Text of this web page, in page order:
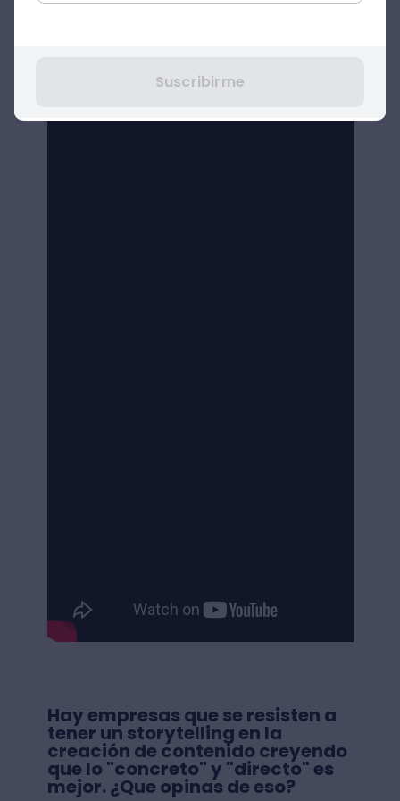
Hay empresas que se resisten a
tener un storytelling en la
creación de contenido creyendo
que lo "concreto" y "directo" es
mejor. ¿Que opinas de eso?
Suscribirme